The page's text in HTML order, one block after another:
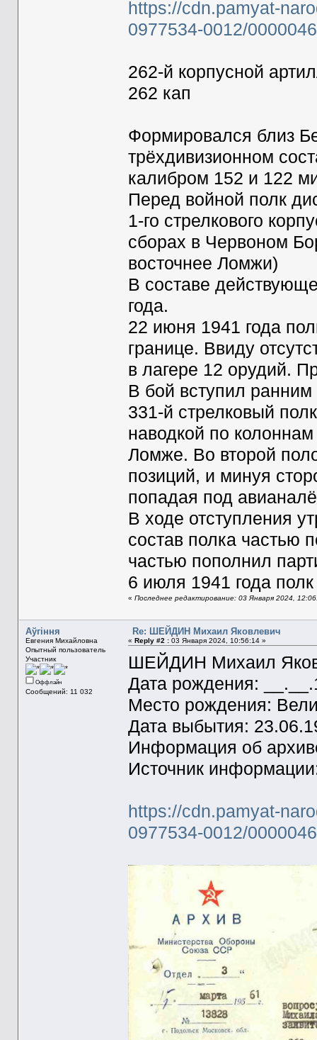
https://cdn.pamyat-
0977534-0012/
262-й корпусной
262 кап
Формировался близ
трёхдивизионном
калибром 152 и 122
Перед войной полк
1-го стрелкового
сборах в Червоном
восточнее Ломжи)
В составе
года.
22 июня 1941 года
границе. Ввиду
в лагере 12 орудий.
В бой вступил
331-й стрелковый
наводкой по
Ломже. Во второй
позиций, и минуя
попадая под
В ходе отступления
состав полка частью
частью пополнил
6 июля 1941 года
« Последнее редактирование: 03 Января 2024,
Aўгiння
Евгения Михайловна
Опытный пользователь
Участник
Оффлайн
Сообщений: 11 032
Re: ШЕЙДИН Михаил Яковлевич
« Reply #2 :03 Января 2024, 10:56:14 »
ШЕЙДИН Михаил
Дата рождения:
Место рождения:
Дата выбытия:
Информация об
Источник
https://cdn.pamyat-
0977534-0012/